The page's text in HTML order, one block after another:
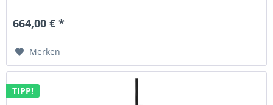
664,00 € *
Merken
TIPP!